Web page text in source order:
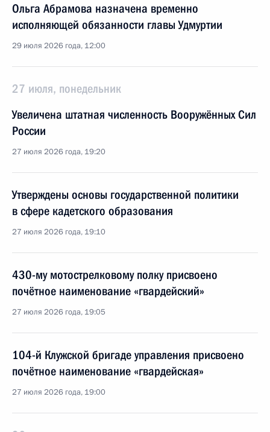
Ольга Абрамова назначена временно
исполняющей обязанности главы Удмуртии
29 июля 2026 года, 12:00
27 июля, понедельник
Увеличена штатная численность Вооружённых Сил
России
27 июля 2026 года, 19:20
Утверждены основы государственной политики
в сфере кадетского образования
27 июля 2026 года, 19:10
430-му мотострелковому полку присвоено
почётное наименование «гвардейский»
27 июля 2026 года, 19:05
104-й Клужской бригаде управления присвоено
почётное наименование «гвардейская»
27 июля 2026 года, 19:00